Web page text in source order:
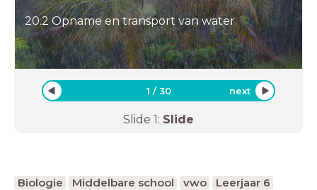
20.2 Opname en transport van water
1 /30 next
Slide 1: Slide
Biologie Middelbare school vwo Leerjaar 6